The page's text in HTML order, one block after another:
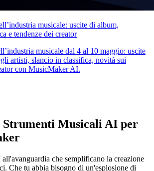
musicale: uscite di album,
e tendenze dei creator
musicale dal 4 al 10 maggio: uscite
artisti, slancio in classifica, novità sui
con MusicMaker AI.
Musicali AI per
che semplificano la creazione
Che tu abbia bisogno di un'esplosione di